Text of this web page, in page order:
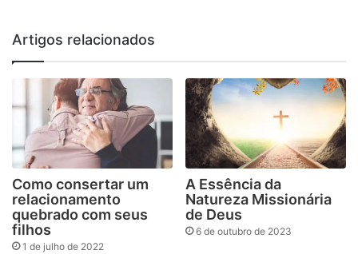
Artigos relacionados
Como consertar um
relacionamento
quebrado com seus
filhos
1 de julho de 2022
A Essência da
Natureza Missionária
de Deus
6 de outubro de 2023